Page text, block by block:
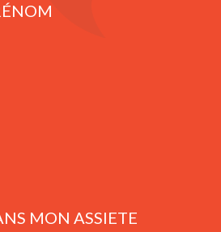
MON ASSIETE